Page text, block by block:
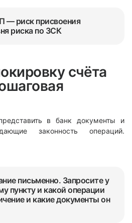
— риск присвоения
риска по ЗСК
счёта
в банк документы и
законность операций.
письменно. Запросите у
пункту и какой операции
и какие документы он